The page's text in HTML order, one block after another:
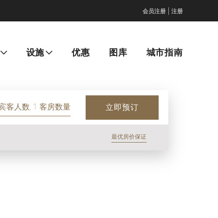
会员注册 注册
设施 优惠 图库 城市指南
客人数, 1 客房数量 立即预订
最优房价保证